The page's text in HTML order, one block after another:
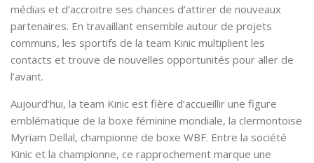
médias et d’accroitre ses chances d’attirer de nouveaux
partenaires. En travaillant ensemble autour de projets
communs, les sportifs de la team Kinic multiplient les
contacts et trouve de nouvelles opportunités pour aller de
l’avant.
Aujourd’hui, la team Kinic est fière d’accueillir une figure
emblématique de la boxe féminine mondiale, la clermontoise
Myriam Dellal, championne de boxe WBF. Entre la société
Kinic et la championne, ce rapprochement marque une